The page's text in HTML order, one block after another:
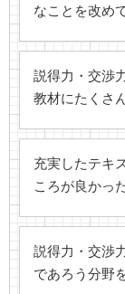
なことを改め
説得力・交渉
教材にたくさ
充実したテキ
ころが良かった
説得力・交渉
であろう分野